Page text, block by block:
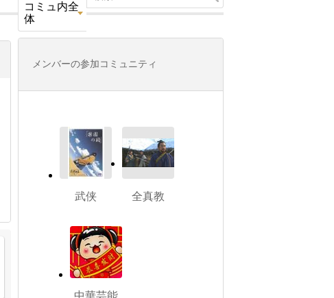
コミュ内全
体
メンバーの参加コミュニティ
武侠 全真教